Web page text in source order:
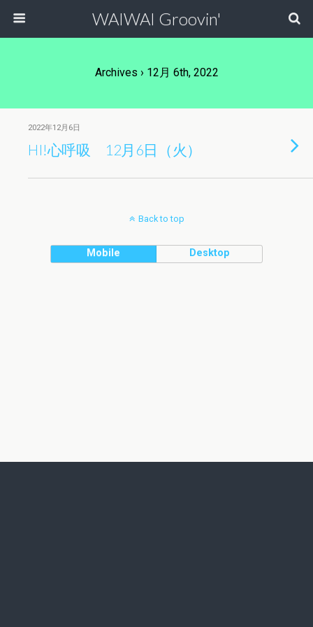
WAIWAI Groovin'
Archives › 12月 6th, 2022
2022年12月6日
HI!心呼吸 12月6日（火）
Back to top
Mobile Desktop